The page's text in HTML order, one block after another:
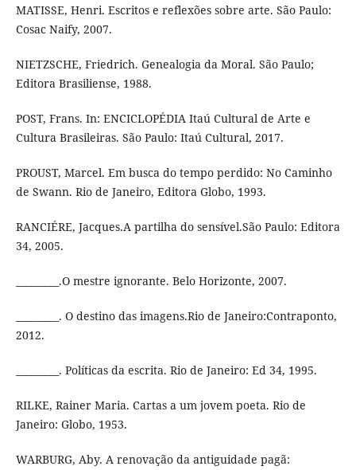
MATISSE, Henri. Escritos e reflexões sobre arte. São Paulo:
Cosac Naify, 2007.
NIETZSCHE, Friedrich. Genealogia da Moral. São Paulo;
Editora Brasiliense, 1988.
POST, Frans. In: ENCICLOPÉDIA Itaú Cultural de Arte e
Cultura Brasileiras. São Paulo: Itaú Cultural, 2017.
PROUST, Marcel. Em busca do tempo perdido: No Caminho
de Swann. Rio de Janeiro, Editora Globo, 1993.
RANCIÉRE, Jacques.A partilha do sensível.São Paulo: Editora
34, 2005.
_________.O mestre ignorante. Belo Horizonte, 2007.
_________. O destino das imagens.Rio de Janeiro:Contraponto,
2012.
_________. Políticas da escrita. Rio de Janeiro: Ed 34, 1995.
RILKE, Rainer Maria. Cartas a um jovem poeta. Rio de
Janeiro: Globo, 1953.
WARBURG, Aby. A renovação da antiguidade pagã: